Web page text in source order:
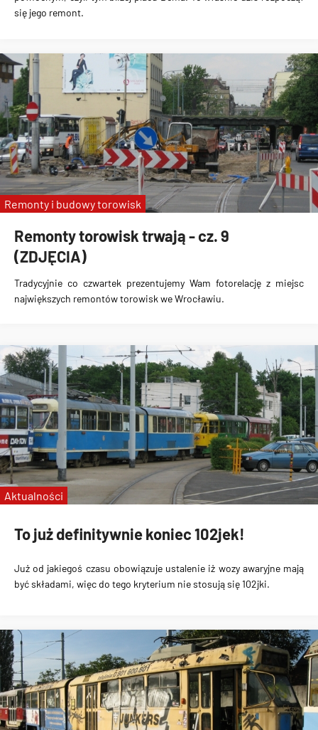
się jego remont.
Remonty torowisk trwają - cz. 9
(ZDJĘCIA)
Tradycyjnie co czwartek prezentujemy Wam fotorelację z miejsc
największych remontów torowisk we Wrocławiu.
Remonty i budowy torowisk
To już definitywnie koniec 102jek!
Już od jakiegoś czasu obowiązuje ustalenie iż wozy awaryjne mają
być składami, więc do tego kryterium nie stosują się 102jki.
Aktualności